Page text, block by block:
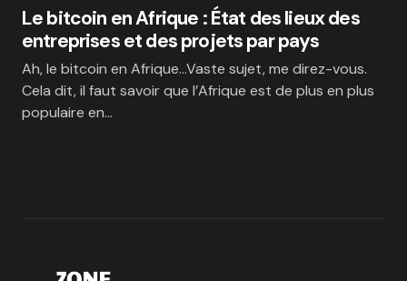
Le bitcoin en Afrique : État des lieux des
entreprises et des projets par pays
Ah, le bitcoin en Afrique…Vaste sujet, me direz-vous.
Cela dit, il faut savoir que l’Afrique est de plus en plus
populaire en…